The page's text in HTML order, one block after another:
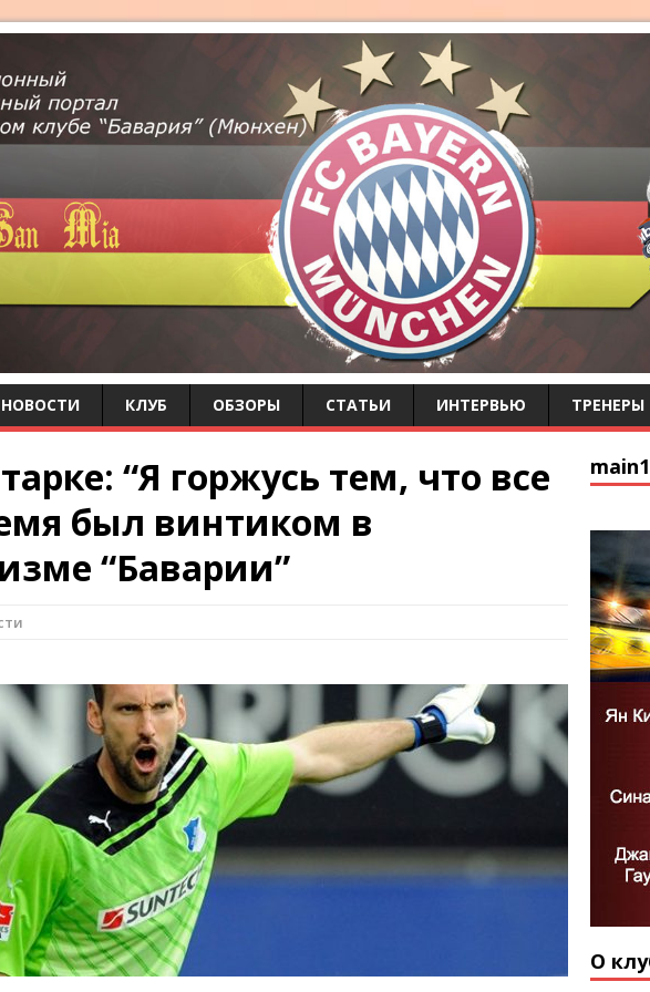
НОВОСТИ КЛУБ ОБЗОРЫ СТАТЬИ ИНТЕРВЬЮ ТРЕНЕРЫ
“Я горжусь тем, что все
был винтиком в
“Баварии”
main1
О